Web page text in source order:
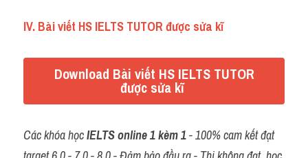
IV. Bài viết HS IELTS TUTOR được sửa kĩ
Download Bài viết HS IELTS TUTOR
được sửa kĩ
Các khóa học IELTS online 1 kèm 1 - 100% cam kết đạt